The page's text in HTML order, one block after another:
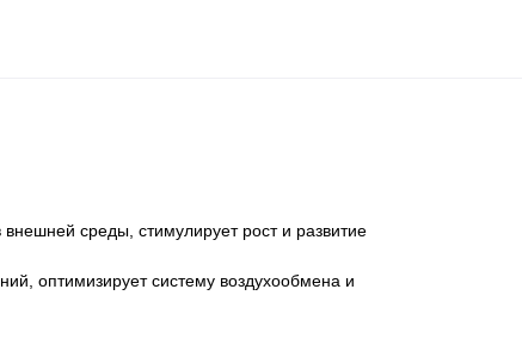
среды, стимулирует рост и развитие
оптимизирует систему воздухообмена и